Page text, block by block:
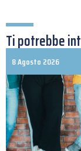
Ti potrebbe
8 Agosto 2026